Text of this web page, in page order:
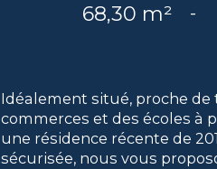
68,30 m² -
Idéalement situé, proche de
commerces et des écoles à
une résidence récente de
sécurisée, nous vous